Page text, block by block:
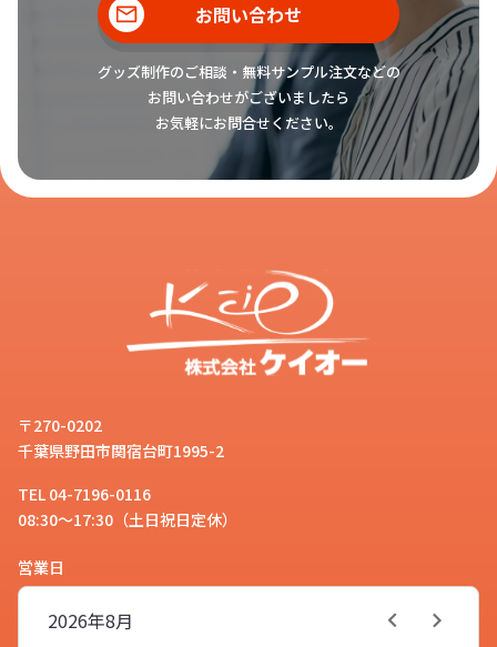
お問い合わせ
グッズ制作のご相談・無料サンプル注文などの
お問い合わせがございましたら
お気軽にお問合せください。
〒270-0202
千葉県野田市関宿台町1995-2
TEL 04-7196-0116
08:30～17:30（土日祝日定休）
営業日
8月
2026年